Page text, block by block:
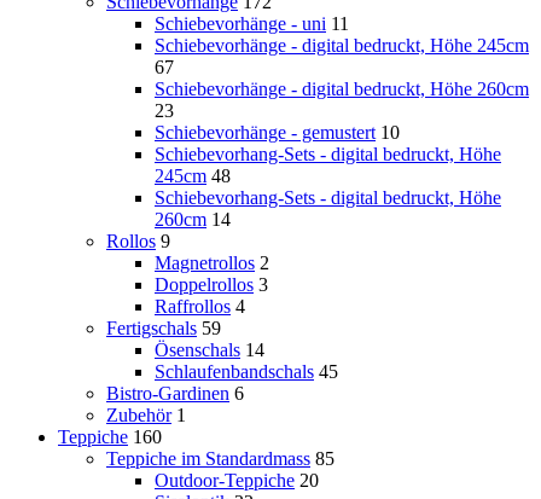
Schiebevorhänge - uni 11
Schiebevorhänge - digital bedruckt, Höhe 245cm
67
Schiebevorhänge - digital bedruckt, Höhe 260cm
23
Schiebevorhänge - gemustert 10
Schiebevorhang-Sets - digital bedruckt, Höhe
245cm 48
Schiebevorhang-Sets - digital bedruckt, Höhe
260cm 14
Rollos 9
Magnetrollos 2
Doppelrollos 3
Raffrollos 4
Fertigschals 59
Ösenschals 14
Schlaufenbandschals 45
Bistro-Gardinen 6
Zubehör 1
Teppiche 160
Teppiche im Standardmass 85
Outdoor-Teppiche 20